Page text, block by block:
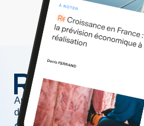
Au service de l'information
développement des entreprises